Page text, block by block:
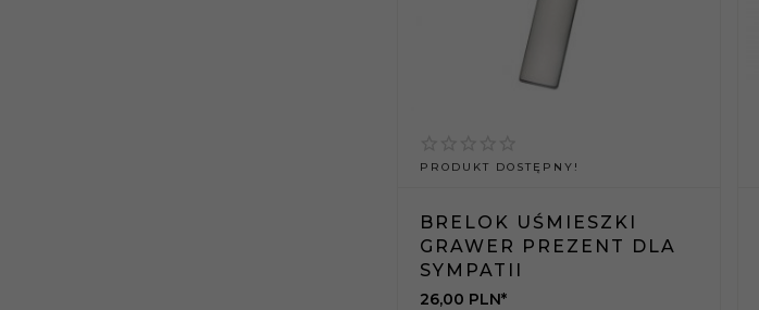
PRODUKT DOSTĘPNY!
BRELOK UŚMIESZKI
GRAWER PREZENT DLA
SYMPATII
26,00 PLN*